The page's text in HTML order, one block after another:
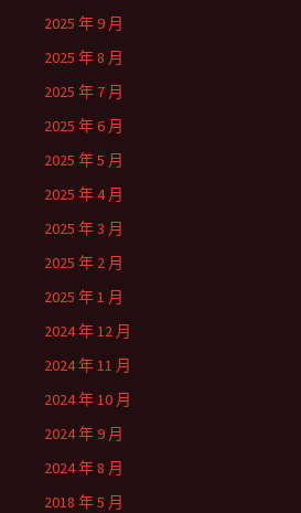
2025 年 9 月
2025 年 8 月
2025 年 7 月
2025 年 6 月
2025 年 5 月
2025 年 4 月
2025 年 3 月
2025 年 2 月
2025 年 1 月
2024 年 12 月
2024 年 11 月
2024 年 10 月
2024 年 9 月
2024 年 8 月
2018 年 5 月